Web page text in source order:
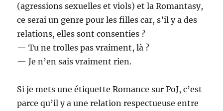
(agressions sexuelles et viols) et la Romantasy,
ce serai un genre pour les filles car, s’il y a des
relations, elles sont consenties ?
— Tu ne trolles pas vraiment, là ?
— Je n’en sais vraiment rien.
Si je mets une étiquette Romance sur PoJ, c’est
parce qu’il y a une relation respectueuse entre